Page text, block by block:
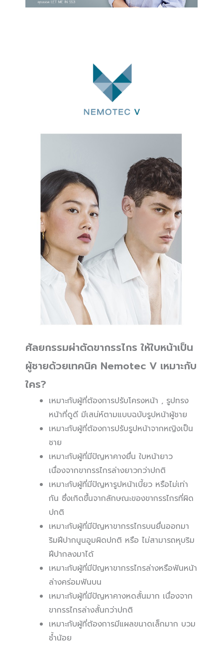
ศัลยกรรมผ่าตัดขากรรไกร ให้ใบหน้าเป็น
ผู้ชายด้วยเทคนิค Nemotec V เหมาะกับ
ใคร?
เหมาะกับผู้ที่ต้องการปรับโครงหน้า , รูปทรง
หน้าที่ดูดี มีเสน่ห์ตามแบบฉบับรูปหน้าผู้ชาย
เหมาะกับผู้ที่ต้องการปรับรูปหน้าจากหญิงเป็น
ชาย
เหมาะกับผู้ที่มีปัญหาคางยื่น ใบหน้ายาว
เนื่องจากขากรรไกรล่างยาวกว่าปกติ
เหมาะกับผู้ที่มีปัญหารูปหน้าเบี้ยว หรือไม่เท่า
กัน ซึ่งเกิดขึ้นจากลักษณะของขากรรไกรที่ผิด
ปกติ
เหมาะกับผู้ที่มีปัญหาขากรรไกรบนยื่นออกมา
ริมฝีปากนูนอูมผิดปกติ หรือ ไม่สามารถหุบริม
ฝีปากลงมาได้
เหมาะกับผู้ที่มีปัญหาขากรรไกรล่างหรือฟันหน้า
ล่างคร่อมฟันบน
เหมาะกับผู้ที่มีปัญหาคางหดสั้นมาก เนื่องจาก
ขากรรไกรล่างสั้นกว่าปกติ
เหมาะกับผู้ที่ต้องการมีแผลขนาดเล็กมาก บวม
ช้ำน้อย